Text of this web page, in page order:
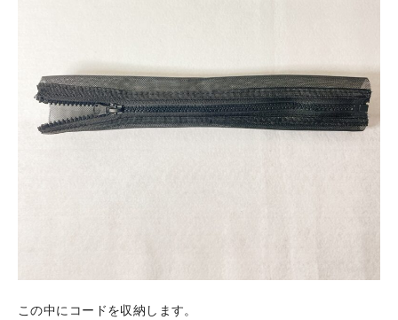
この中にコードを収納します。